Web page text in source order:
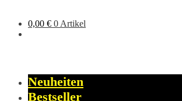
0,00 € 0 Artikel
Neuheiten
Bestseller